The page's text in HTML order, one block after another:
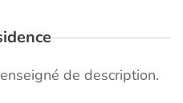
de description.